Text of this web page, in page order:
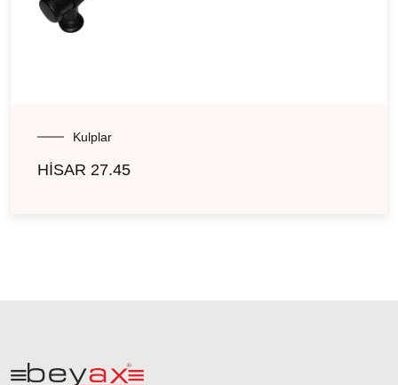
Kulplar
HİSAR 27.45